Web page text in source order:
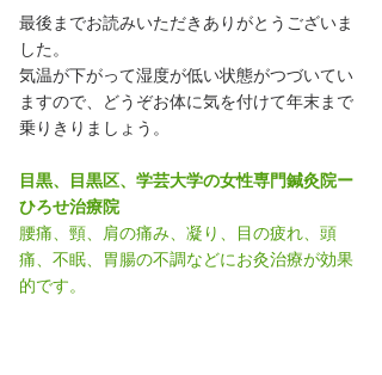
最後までお読みいただきありがとうございま
した。
気温が下がって湿度が低い状態がつづいてい
ますので、どうぞお体に気を付けて年末まで
乗りきりましょう。
目黒、目黒区、学芸大学の女性専門鍼灸院ー
ひろせ治療院
腰痛、頸、肩の痛み、凝り、目の疲れ、頭
痛、不眠、胃腸の不調などにお灸治療が効果
的です。